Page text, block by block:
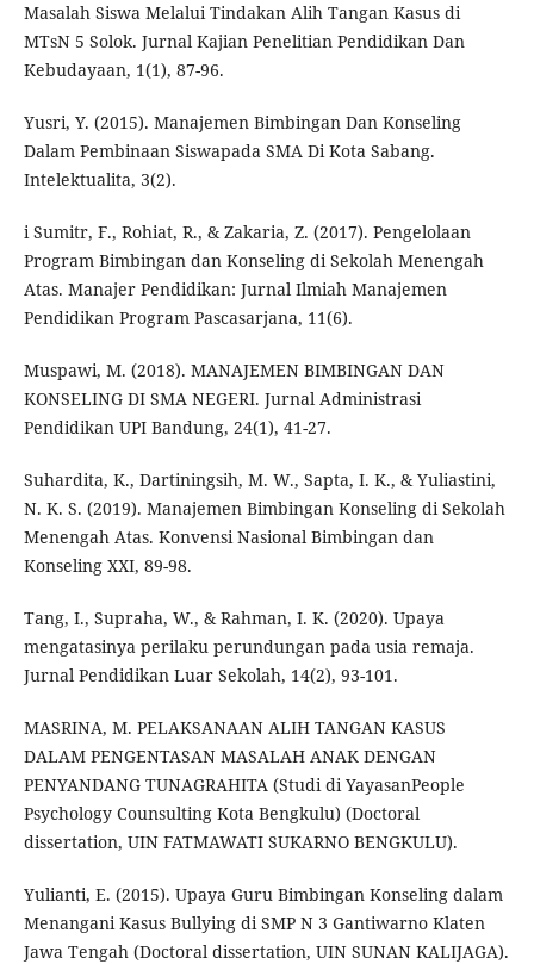
Masalah Siswa Melalui Tindakan Alih Tangan Kasus di
MTsN 5 Solok. Jurnal Kajian Penelitian Pendidikan Dan
Kebudayaan, 1(1), 87-96.
Yusri, Y. (2015). Manajemen Bimbingan Dan Konseling
Dalam Pembinaan Siswapada SMA Di Kota Sabang.
Intelektualita, 3(2).
i Sumitr, F., Rohiat, R., & Zakaria, Z. (2017). Pengelolaan
Program Bimbingan dan Konseling di Sekolah Menengah
Atas. Manajer Pendidikan: Jurnal Ilmiah Manajemen
Pendidikan Program Pascasarjana, 11(6).
Muspawi, M. (2018). MANAJEMEN BIMBINGAN DAN
KONSELING DI SMA NEGERI. Jurnal Administrasi
Pendidikan UPI Bandung, 24(1), 41-27.
Suhardita, K., Dartiningsih, M. W., Sapta, I. K., & Yuliastini,
N. K. S. (2019). Manajemen Bimbingan Konseling di Sekolah
Menengah Atas. Konvensi Nasional Bimbingan dan
Konseling XXI, 89-98.
Tang, I., Supraha, W., & Rahman, I. K. (2020). Upaya
mengatasinya perilaku perundungan pada usia remaja.
Jurnal Pendidikan Luar Sekolah, 14(2), 93-101.
MASRINA, M. PELAKSANAAN ALIH TANGAN KASUS
DALAM PENGENTASAN MASALAH ANAK DENGAN
PENYANDANG TUNAGRAHITA (Studi di YayasanPeople
Psychology Counsulting Kota Bengkulu) (Doctoral
dissertation, UIN FATMAWATI SUKARNO BENGKULU).
Yulianti, E. (2015). Upaya Guru Bimbingan Konseling dalam
Menangani Kasus Bullying di SMP N 3 Gantiwarno Klaten
Jawa Tengah (Doctoral dissertation, UIN SUNAN KALIJAGA).